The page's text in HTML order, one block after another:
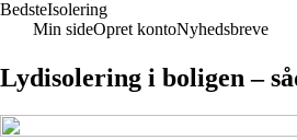
BedsteIsolering
Min sideOpret kontoNyhedsbreve
Lydisolering i boligen –